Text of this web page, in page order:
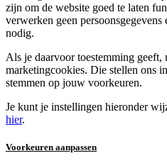
zijn om de website goed te laten
verwerken geen
nodig.
Als je daarvoor toestemming
marketingcookies. Die stellen ons
stemmen op jouw voorkeuren.
Je kunt je instellingen hieronder
hier.
Voorkeuren aanpassen